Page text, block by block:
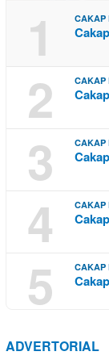
1 CAKAP
2 CAKAP
3 CAKAP
4 CAKAP
5 CAKAP
ADVERTORIAL